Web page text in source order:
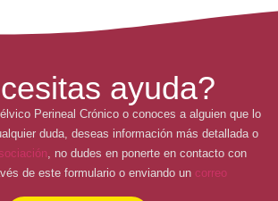
ayuda?
Perineal Crónico o conoces a alguien que lo
duda, deseas información más detallada o
, no dudes en ponerte en contacto con
de este formulario o enviando un correo